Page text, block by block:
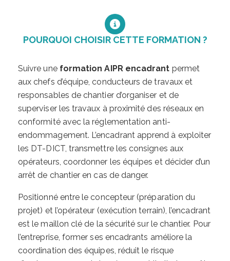
POURQUOI CHOISIR CETTE FORMATION ?
Suivre une formation AIPR encadrant permet
aux chefs d’équipe, conducteurs de travaux et
responsables de chantier d’organiser et de
superviser les travaux à proximité des réseaux en
conformité avec la réglementation anti-
endommagement. L’encadrant apprend à exploiter
les DT-DICT, transmettre les consignes aux
opérateurs, coordonner les équipes et décider d’un
arrêt de chantier en cas de danger.
Positionné entre le concepteur (préparation du
projet) et l’opérateur (exécution terrain), l’encadrant
est le maillon clé de la sécurité sur le chantier. Pour
l’entreprise, former ses encadrants améliore la
coordination des équipes, réduit le risque